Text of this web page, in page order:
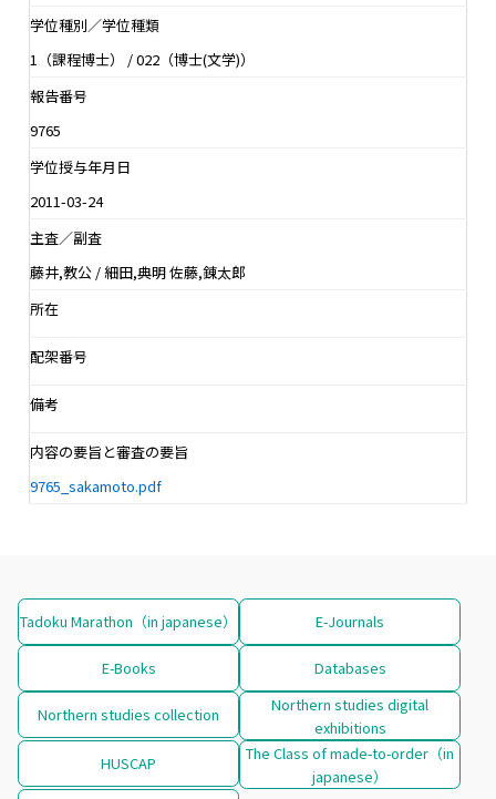
学位種別／学位種類
1（課程博士） / 022（博士(文学)）
報告番号
9765
学位授与年月日
2011-03-24
主査／副査
藤井,教公 / 細田,典明 佐藤,錬太郎
所在
配架番号
備考
内容の要旨と審査の要旨
9765_sakamoto.pdf
Tadoku Marathon（in japanese） E-Journals
E-Books Databases
Northern studies collection
Northern studies digital
exhibitions
HUSCAP
The Class of made-to-order（in
japanese）